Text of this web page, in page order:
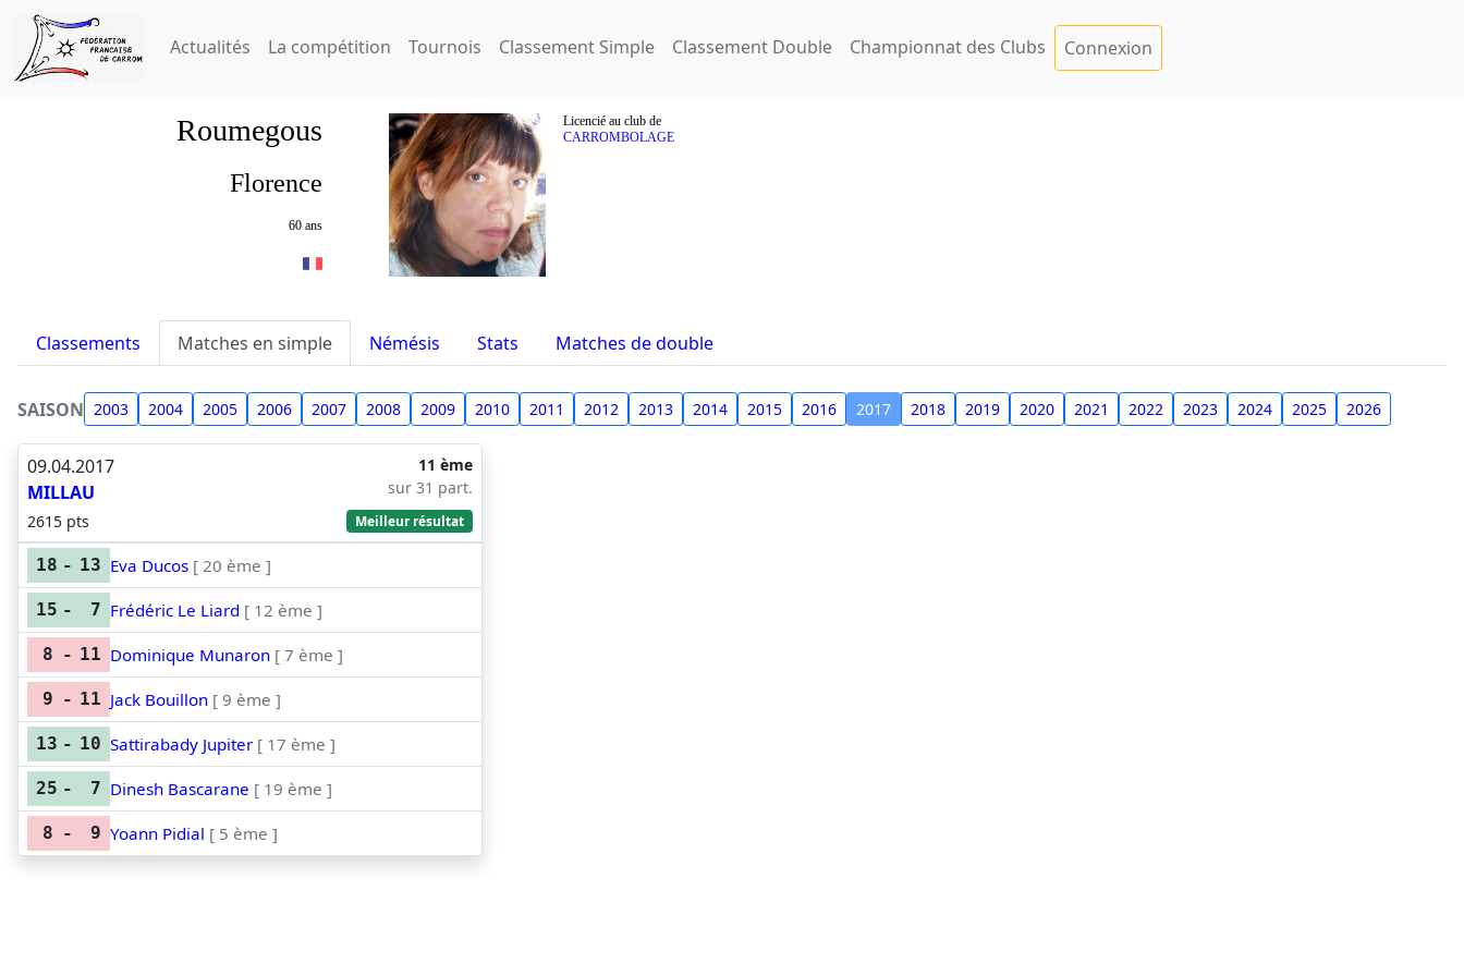
Actualités La compétition Tournois Classement Simple Classement Double Championnat des Clubs Connexion
Roumegous
Licencié au club de
CARROMBOLAGE
Florence
60 ans
Classements Matches en simple Némésis Stats Matches de double
SAISON 2003 2004 2005 2006 2007 2008 2009 2010 2011 2012 2013 2014 2015 2016 2017 2018 2019 2020 2021 2022 2023 2024 2025 2026
09.04.2017
MILLAU
11 ème
sur 31 part.
2615 pts
Meilleur résultat
18 - 13 Eva Ducos [ 20 ème ]
15 - 7 Frédéric Le Liard [ 12 ème ]
8 - 11 Dominique Munaron [ 7 ème ]
9 - 11 Jack Bouillon [ 9 ème ]
13 - 10 Sattirabady Jupiter [ 17 ème ]
25 - 7 Dinesh Bascarane [ 19 ème ]
8 - 9 Yoann Pidial [ 5 ème ]